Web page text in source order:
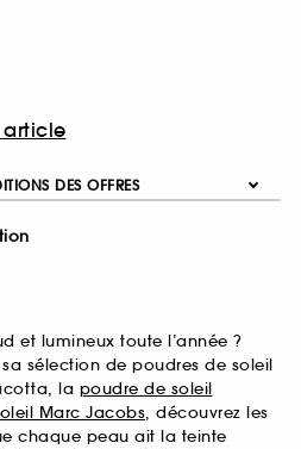
article
DES OFFRES
et lumineux toute l’année ?
sélection de poudres de soleil
la poudre de soleil
Marc Jacobs, découvrez les
chaque peau ait la teinte